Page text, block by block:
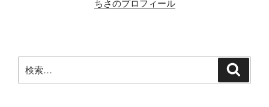
ちさのプロフィール
索: